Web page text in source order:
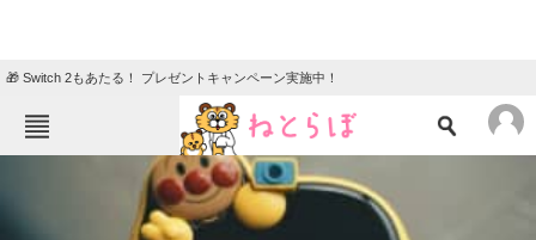
🎁 Switch 2もあたる！ プレゼントキャンペーン実施中！
ねとらぼメニュー
ニュース